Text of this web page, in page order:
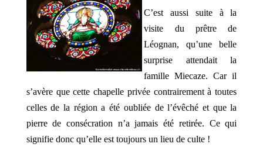
C’est aussi suite à la
visite du prêtre de
Léognan, qu’une belle
surprise attendait la
famille Miecaze. Car il
s’avère que cette chapelle privée contrairement à toutes
celles de la région a été oubliée de l’évêché et que la
pierre de consécration n’a jamais été retirée. Ce qui
signifie donc qu’elle est toujours un lieu de culte !